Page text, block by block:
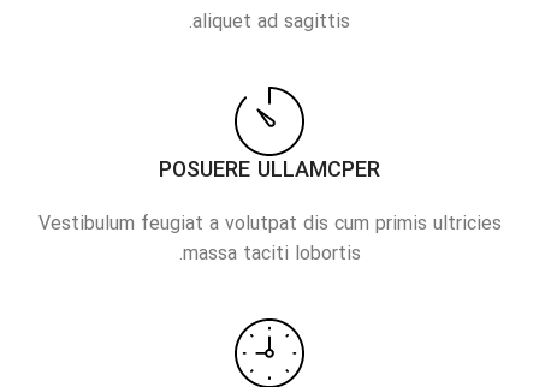
aliquet ad sagittis.
POSUERE ULLAMCPER
Vestibulum feugiat a volutpat dis cum primis ultricies
massa taciti lobortis.